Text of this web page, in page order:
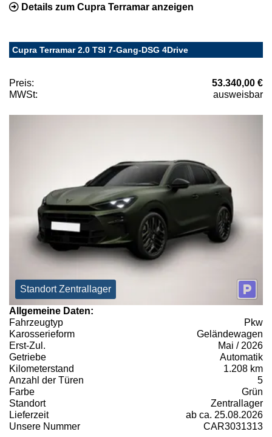
Details zum Cupra Terramar anzeigen
Cupra Terramar 2.0 TSI 7-Gang-DSG 4Drive
Preis:
53.340,00 €
MWSt:
ausweisbar
Standort Zentrallager
Allgemeine Daten:
Fahrzeugtyp
Pkw
Karosserieform
Geländewagen
Erst-Zul.
Mai / 2026
Getriebe
Automatik
Kilometerstand
1.208 km
Anzahl der Türen
5
Farbe
Grün
Standort
Zentrallager
Lieferzeit
ab ca. 25.08.2026
Unsere Nummer
CAR3031313